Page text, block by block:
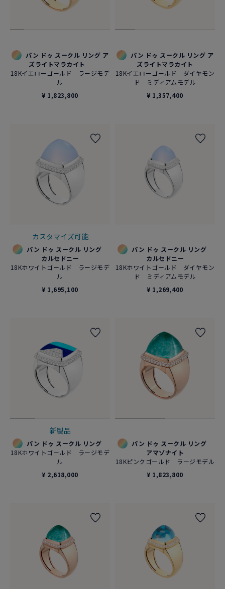
パン ドゥ スークル リング ア
ズライトマラカイト
18Kイエローゴールド ラージモデ
ル
¥ 1,823,800
パン ドゥ スークル リング ア
ズライトマラカイト
18Kイエローゴールド ダイヤモン
ド ミディアムモデル
¥ 1,357,400
カスタマイズ可能
パン ドゥ スークル リング
カルセドニー
18Kホワイトゴールド ラージモデ
ル
¥ 1,695,100
パン ドゥ スークル リング
カルセドニー
18Kホワイトゴールド ダイヤモン
ド ミディアムモデル
¥ 1,269,400
新製品
パン ドゥ スークル リング
18Kホワイトゴールド ラージモデ
ル
¥ 2,618,000
パン ドゥ スークル リング
アマゾナイト
18Kピンクゴールド ラージモデル
¥ 1,823,800